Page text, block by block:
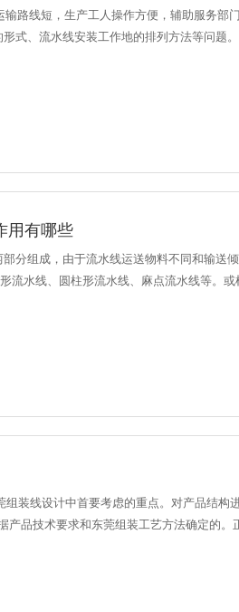
路线短，生产工人操作方便，辅助服务
式、流水线安装工作地的排列方法等问题
用有哪些
分组成，由于流水线运送物料不同和输送
流水线、圆柱形流水线、麻点流水线等。
组装线设计中首要考虑的重点。对产品结
产品技术要求和东莞组装工艺方法确定的